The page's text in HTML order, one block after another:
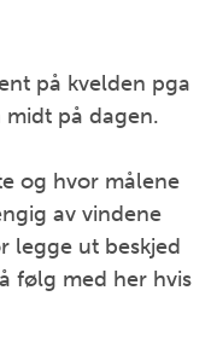
på kvelden pga
midt på dagen.
og hvor målene
av vindene
legge ut beskjed
følg med her hvis